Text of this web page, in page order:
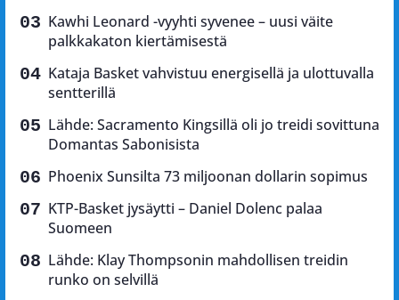
Kawhi Leonard -vyyhti syvenee – uusi väite
palkkakaton kiertämisestä
Kataja Basket vahvistuu energisellä ja ulottuvalla
sentterillä
Lähde: Sacramento Kingsillä oli jo treidi sovittuna
Domantas Sabonisista
Phoenix Sunsilta 73 miljoonan dollarin sopimus
KTP-Basket jysäytti – Daniel Dolenc palaa
Suomeen
Lähde: Klay Thompsonin mahdollisen treidin
runko on selvillä